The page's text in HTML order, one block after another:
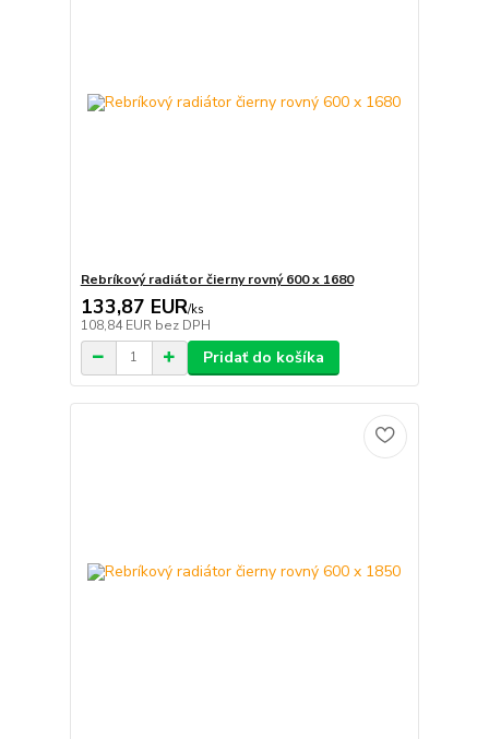
Rebríkový radiátor čierny rovný 600 x 1680
133,87 EUR/ks
108,84 EUR bez DPH
Pridať do košíka